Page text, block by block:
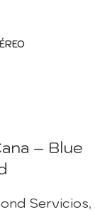
– Blue
Servicios,